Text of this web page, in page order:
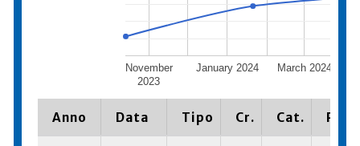
November
2023
January 2024 March 2024
Anno Data Tipo Cr. Cat.